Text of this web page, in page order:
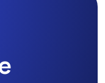
обувь